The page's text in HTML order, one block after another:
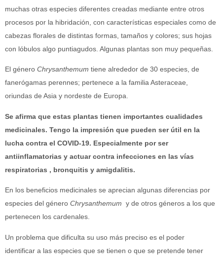
muchas otras especies diferentes creadas mediante entre otros
procesos por la hibridación, con características especiales como de
cabezas florales de distintas formas, tamaños y colores; sus hojas
con lóbulos algo puntiagudos. Algunas plantas son muy pequeñas.
El género Chrysanthemum tiene alrededor de 30 especies, de
fanerógamas perennes; pertenece a la familia Asteraceae,
oriundas de Asia y nordeste de Europa.
Se afirma que estas plantas tienen importantes cualidades
medicinales. Tengo la impresión que pueden ser útil en la
lucha contra el COVID-19. Especialmente por ser
antiinflamatorias y actuar contra infecciones en las vías
respiratorias , bronquitis y amigdalitis.
En los beneficios medicinales se aprecian algunas diferencias por
especies del género Chrysanthemum y de otros géneros a los que
pertenecen los cardenales.
Un problema que dificulta su uso más preciso es el poder
identificar a las especies que se tienen o que se pretende tener